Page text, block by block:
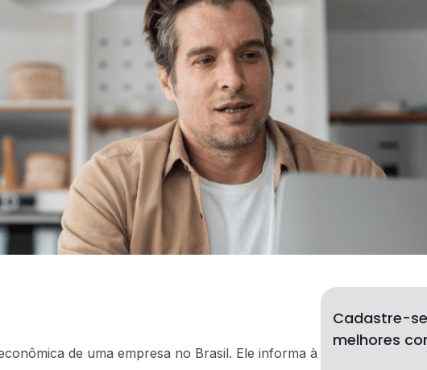
de uma empresa no Brasil. Ele informa à
Cadastre-
melhores